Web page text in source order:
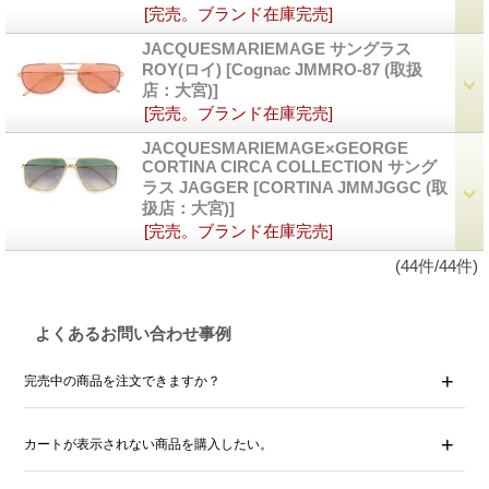
[完売。ブランド在庫完売]
JACQUESMARIEMAGE サングラス
ROY(ロイ) [Cognac JMMRO-87 (取扱
店：大宮)]
[完売。ブランド在庫完売]
JACQUESMARIEMAGE×GEORGE
CORTINA CIRCA COLLECTION サング
ラス JAGGER [CORTINA JMMJGGC (取
扱店：大宮)]
[完売。ブランド在庫完売]
(44件/44件)
よくあるお問い合わせ事例
完売中の商品を注文できますか？
カートが表示されない商品を購入したい。